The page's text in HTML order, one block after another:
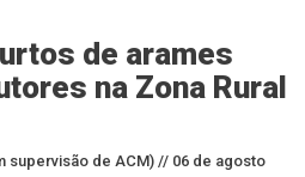
de arames
na Zona Rural
supervisão de ACM) // 06 de agosto